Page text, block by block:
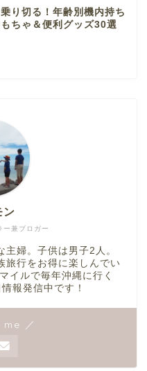
り切る！年齢別機内持ち
ちゃ＆便利グッズ30選
ー兼ブロガー
ン
婦。子供は男子2人。
旅行をお得に楽しんでい
イルで毎年沖縄に行く
報発信中です！
／